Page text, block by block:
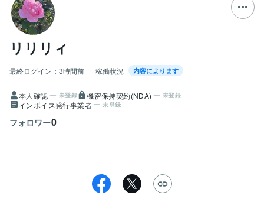
リリリィ
最終ログイン： 3時間前 稼働状況 内容によります
本人確認 未登録 機密保持契約(NDA) 未登録
インボイス発行事業者 未登録
フォロワー0